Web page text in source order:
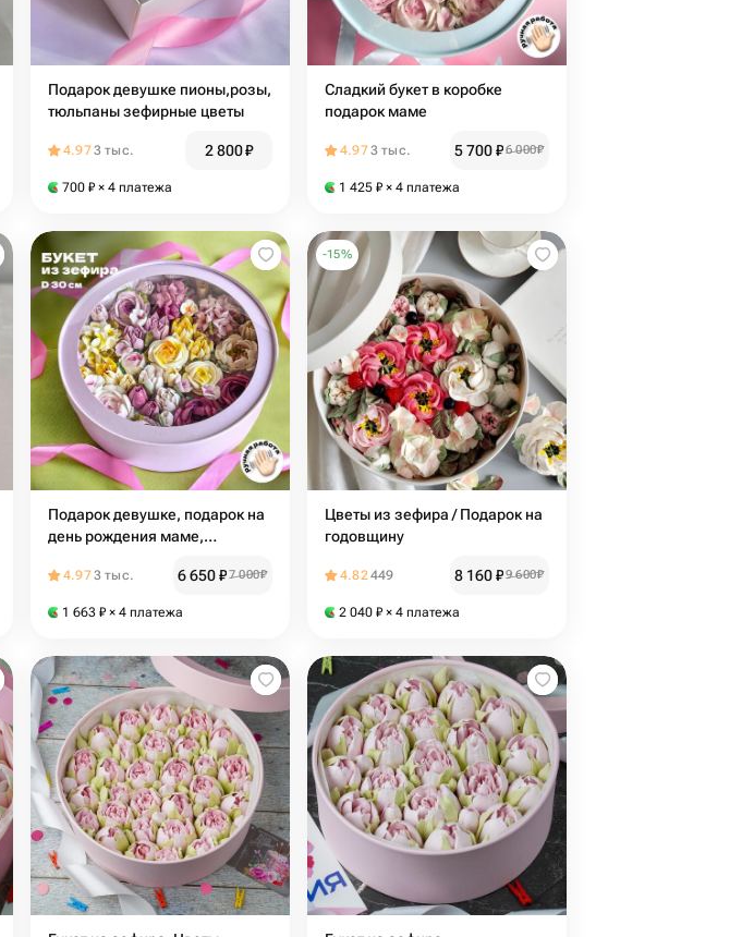
Подарок девушке пионы,розы,
тюльпаны зефирные цветы
4.973 тыс. 2 800₽
700 ₽ × 4 платежа
Сладкий букет в коробке
подарок маме
4.973 тыс. 5 700₽6 000₽
1 425 ₽ × 4 платежа
Подарок девушке, подарок на
день рождения маме,
4.973 тыс. 6 650₽7 000₽
1 663 ₽ × 4 платежа
-15%
Цветы из зефира / Подарок на
годовщину
4.82449 8 160₽9 600₽
2 040 ₽ × 4 платежа